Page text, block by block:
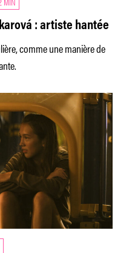
: artiste hantée
comme une manière de